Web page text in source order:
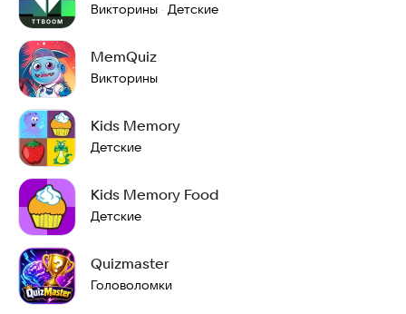
Викторины · Детские
MemQuiz
Викторины
Kids Memory
Детские
Kids Memory Food
Детские
Quizmaster
Головоломки